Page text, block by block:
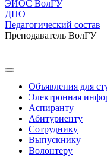
ЭИОС ВолГУ
ДПО
Педагогический состав
Преподаватель ВолГУ
Объявления для
Электронная
Аспиранту
Абитуриенту
Сотруднику
Выпускнику
Волонтеру